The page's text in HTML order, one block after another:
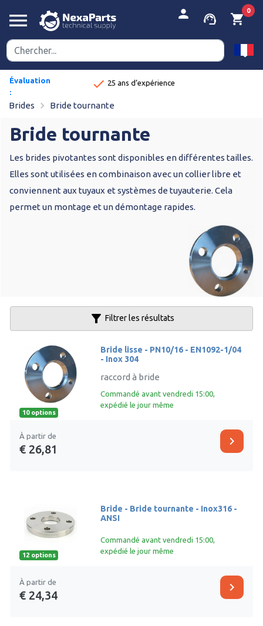
menu person support_agent shopping_cart
0
Évaluation
:
8,9/10
doneDélais de livraison rapides
Brides navigate_next Bride tournante
Bride tournante
Les brides pivotantes sont disponibles en différentes tailles.
Elles sont utilisées en combinaison avec un collier libre et
conviennent aux tuyaux et systèmes de tuyauterie. Cela
permet un montage et un démontage rapides.
filter_alt Filtrer les résultats
10 options
Bride lisse - PN10/16 - EN1092-1/04
- Inox 304
raccord à bride
Commandé avant vendredi 15:00,
expédié le jour même
À partir de
€ 26,81
chevron_right
12 options
Bride - Bride tournante - Inox316 -
ANSI
Commandé avant vendredi 15:00,
expédié le jour même
À partir de
€ 24,34
chevron_right